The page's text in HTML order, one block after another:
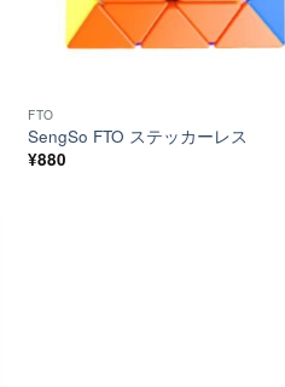
FTO
SengSo FTO ステッカーレス
¥880